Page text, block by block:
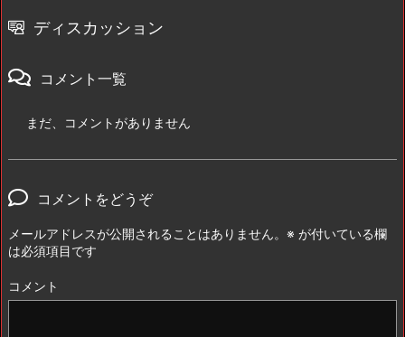
ディスカッション
コメント一覧
まだ、コメントがありません
コメントをどうぞ
メールアドレスが公開されることはありません。 ※ が付いている欄
は必須項目です
コメント